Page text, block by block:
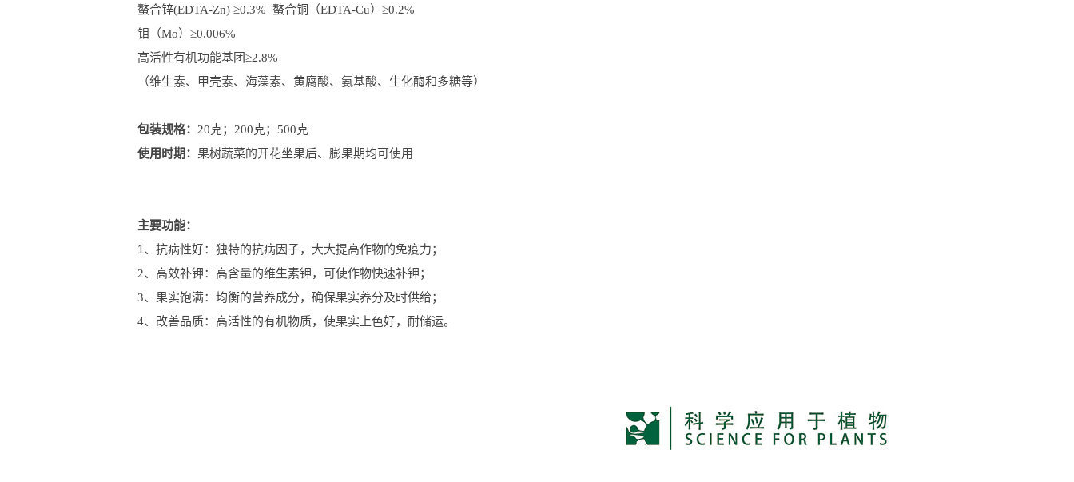
螯合锌(EDTA-Zn) ≥0.3% 螯合铜（EDTA-Cu）≥0.2%
钼（Mo）≥0.006%
高活性有机功能基团≥2.8%
（维生素、甲壳素、海藻素、黄腐酸、氨基酸、生化酶和多糖等）
包装规格： 20克；200克；500克
使用时期： 果树蔬菜的开花坐果后、膨果期均可使用
主要功能：
1、抗病性好：独特的抗病因子，大大提高作物的免疫力；
2、高效补钾：高含量的维生素钾，可使作物快速补钾；
3、果实饱满：均衡的营养成分，确保果实养分及时供给；
4、改善品质：高活性的有机物质，使果实上色好，耐储运。